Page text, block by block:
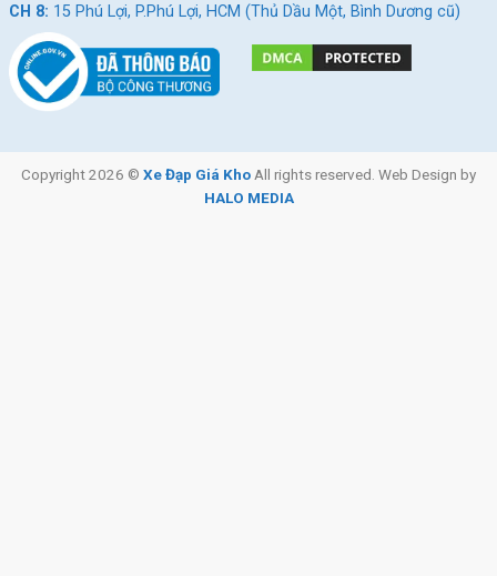
CH 8: 15 Phú Lợi, P.Phú Lợi, HCM (Thủ Dầu Một, Bình Dương cũ)
Copyright 2026 © Xe Đạp Giá Kho All rights reserved. Web Design by
HALO MEDIA